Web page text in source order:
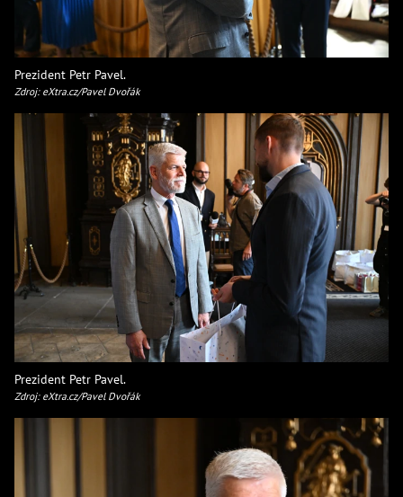
Prezident Petr Pavel.
Zdroj: eXtra.cz/Pavel Dvořák
Prezident Petr Pavel.
Zdroj: eXtra.cz/Pavel Dvořák